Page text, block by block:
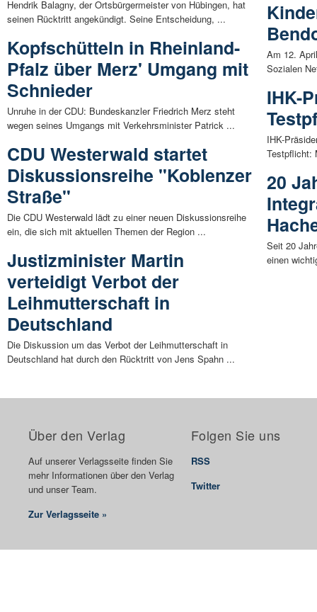
Hendrik Balagny, der Ortsbürgermeister von Hübingen, hat
seinen Rücktritt angekündigt. Seine Entscheidung, ...
Kopfschütteln in Rheinland-
Pfalz über Merz' Umgang mit
Schnieder
Unruhe in der CDU: Bundeskanzler Friedrich Merz steht
wegen seines Umgangs mit Verkehrsminister Patrick ...
CDU Westerwald startet
Diskussionsreihe "Koblenzer
Straße"
Die CDU Westerwald lädt zu einer neuen Diskussionsreihe
ein, die sich mit aktuellen Themen der Region ...
Justizminister Martin
verteidigt Verbot der
Leihmutterschaft in
Deutschland
Die Diskussion um das Verbot der Leihmutterschaft in
Deutschland hat durch den Rücktritt von Jens Spahn ...
Am 12.
Sozialen
IHK-
IHK-
Testpflicht:
20
Seit 20
einen
Über den Verlag
Auf unserer Verlagsseite finden Sie
mehr Informationen über den Verlag
und unser Team.
Zur Verlagsseite »
Folgen Sie uns
RSS
Twitter